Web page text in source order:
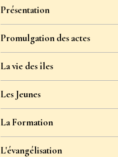
Présentation
Promulgation des actes
La vie des îles
Les Jeunes
La Formation
L'évangélisation